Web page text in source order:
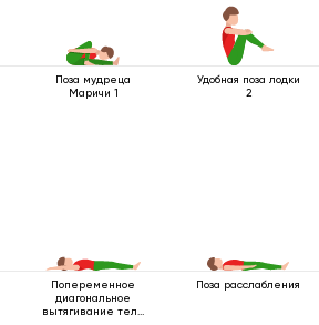
Поза мудреца
Маричи 1
Удобная поза лодки
2
Попеременное
диагональное
вытягивание тела
Поза расслабления